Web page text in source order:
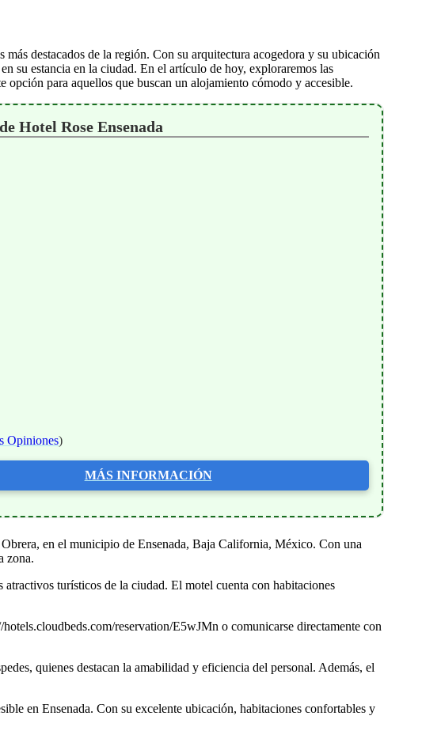
destacados de la región. Con su arquitectura acogedora y su ubicación
su estancia en la ciudad. En el artículo de hoy, exploraremos las
opción para aquellos que buscan un alojamiento cómodo y accesible.
Hotel Rose Ensenada
Opiniones)
MÁS INFORMACIÓN
en el municipio de Ensenada, Baja California, México. Con una
zona.
turísticos de la ciudad. El motel cuenta con habitaciones
reservation/E5wJMn o comunicarse directamente con
quienes destacan la amabilidad y eficiencia del personal. Además, el
en Ensenada. Con su excelente ubicación, habitaciones confortables y